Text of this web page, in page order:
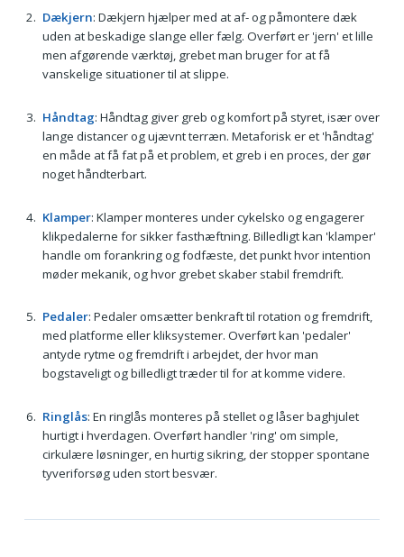
Dækjern: Dækjern hjælper med at af- og påmontere dæk
uden at beskadige slange eller fælg. Overført er 'jern' et lille
men afgørende værktøj, grebet man bruger for at få
vanskelige situationer til at slippe.
Håndtag: Håndtag giver greb og komfort på styret, især over
lange distancer og ujævnt terræn. Metaforisk er et 'håndtag'
en måde at få fat på et problem, et greb i en proces, der gør
noget håndterbart.
Klamper: Klamper monteres under cykelsko og engagerer
klikpedalerne for sikker fasthæftning. Billedligt kan 'klamper'
handle om forankring og fodfæste, det punkt hvor intention
møder mekanik, og hvor grebet skaber stabil fremdrift.
Pedaler: Pedaler omsætter benkraft til rotation og fremdrift,
med platforme eller kliksystemer. Overført kan 'pedaler'
antyde rytme og fremdrift i arbejdet, der hvor man
bogstaveligt og billedligt træder til for at komme videre.
Ringlås: En ringlås monteres på stellet og låser baghjulet
hurtigt i hverdagen. Overført handler 'ring' om simple,
cirkulære løsninger, en hurtig sikring, der stopper spontane
tyveriforsøg uden stort besvær.